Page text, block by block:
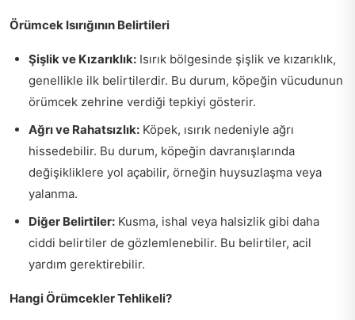
Örümcek Isırığının Belirtileri
Şişlik ve Kızarıklık: Isırık bölgesinde şişlik ve kızarıklık,
genellikle ilk belirtilerdir. Bu durum, köpeğin vücudunun
örümcek zehrine verdiği tepkiyi gösterir.
Ağrı ve Rahatsızlık: Köpek, ısırık nedeniyle ağrı
hissedebilir. Bu durum, köpeğin davranışlarında
değişikliklere yol açabilir, örneğin huysuzlaşma veya
yalanma.
Diğer Belirtiler: Kusma, ishal veya halsizlik gibi daha
ciddi belirtiler de gözlemlenebilir. Bu belirtiler, acil
yardım gerektirebilir.
Hangi Örümcekler Tehlikeli?